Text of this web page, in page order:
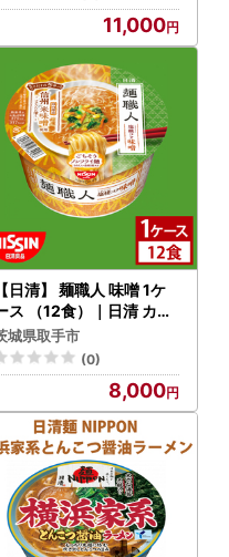
茨城県 取手市（AD010
11,000
【日清】 麺職人 味噌 1ケ
ス （12食）｜日清 カッ
麺 インスタント 保存 茨
県 取手市（AD016）
城県取手市
(0)
8,000